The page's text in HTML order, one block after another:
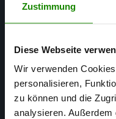
Zustimmung
Diese Webseite
Wir verwenden
personalisieren,
zu können und die
analysieren.